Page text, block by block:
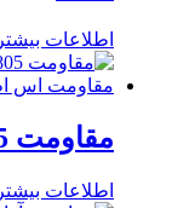
اطلاعات بیشتر
مقاومت smd 0805
اطلاعات بیشتر